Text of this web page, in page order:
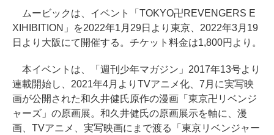
ムービックは、イベント「TOKYO卍REVENGERS E
XIHIBITION」を2022年1月29日より東京、2022年3月19
日より大阪にて開催する。チケット料金は1,800円より。
本イベントは、「週刊少年マガジン」2017年13号より
連載開始し、2021年4月よりTVアニメ化、7月に実写映
画が公開された和久井健氏原作の漫画「東京卍リベンジ
ャーズ」の原画展。和久井健氏の原画展示を軸に、漫
画、TVアニメ、実写映画にまで渡る「東京リベンジャー